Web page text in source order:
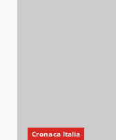
Cronaca Italia